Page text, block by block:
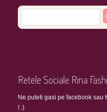
Retele Sociale Rina
Ne puteti gasi pe facebook sau
! :)